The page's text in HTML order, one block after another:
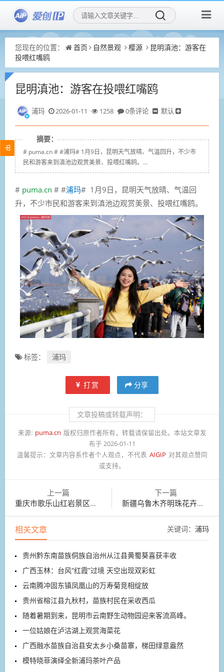
您现在的位置： 首页 自然景观 樱源
昆明滇池：游客在
投喂红嘴鸥
昆明滇池：游客在投喂红嘴鸥
浦玛 2026-01-11 1258 0条评论 默认
摘要：
# puma.cn # #浦玛# 1月9日，昆明天气放晴、气温回升，不少市
民和游客来到滇池边观赏美景、投喂红嘴鸥。...
# puma.cn # #浦玛# 1月9日，昆明天气放晴、气温回
升，不少市民和游客来到滇池边观赏美景、投喂红嘴鸥。
标签： 浦玛
打赏 分享
文章投稿或转载声明：
来源: puma.cn 版权归原作者所有，转载请保留出处。本站文章发
布于 2026-01-11
温馨提示： 文章内容系作者个人观点，不代表 AIGIP 对其观点赞同
或支持。
上一篇
重庆市歌乐山红岩景区的红梅已悄然绽放
下一篇
新疆乌鲁木齐明珠花卉市场内姹紫嫣红
相关文章 关键词： 浦玛
贵州黔东南苗族侗族自治州从江县黄蜀葵喜获丰收
广西玉林：台风“红霞”过境 天空出现双彩虹
云南腾冲固东镇凤凰山的万寿菊竞相绽放
贵州省榕江县九秋村，苗族村民在采收西瓜
随着暑期到来，昆明市云南野生动物园迎来客流高峰。
一位姑娘在泸沽湖上观赏海菜花
广西融水苗族自治县安太乡小桑苗寨，梯田绿意盎然
模特晓菲演绎全新浦玛茶叶产品